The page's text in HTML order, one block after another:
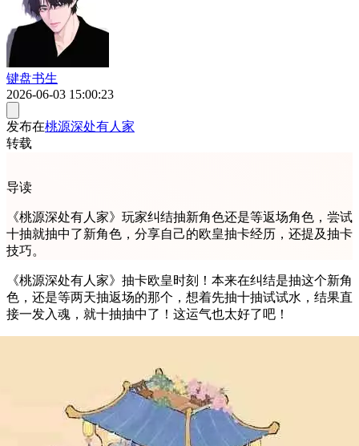
键盘书生
2026-06-03 15:00:23
发布在桃源深处有人家
转载
导读
《桃源深处有人家》玩家纠结抽新角色还是等返场角色，尝试
十抽就抽中了新角色，分享自己的欧皇抽卡经历，还提及抽卡
技巧。
《桃源深处有人家》抽卡欧皇时刻！本来在纠结是抽这个新角
色，还是等两天抽返场的那个，想着先抽十抽试试水，结果直
接一发入魂，就十抽抽中了！这运气也太好了吧！